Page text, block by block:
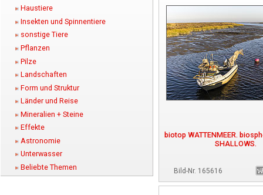
Haustiere
Insekten und Spinnentiere
sonstige Tiere
Pflanzen
Pilze
Landschaften
Form und Struktur
Länder und Reise
Mineralien + Steine
Effekte
Astronomie
Unterwasser
Beliebte Themen
biotop WATTENMEER.
SHALLOWS.
Bild-Nr. 165616